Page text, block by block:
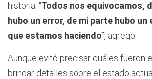
historia. “Todos nos equivocamos,
hubo un error, de mi parte hubo un
que estamos haciendo”, agregó.
Aunque evitó precisar cuáles fueron
brindar detalles sobre el estado